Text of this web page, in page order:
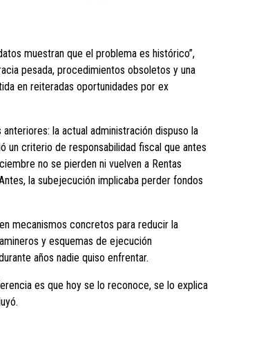
muestran que el problema es histórico”,
pesada, procedimientos obsoletos y una
en reiteradas oportunidades por ex
la actual administración dispuso la
un criterio de responsabilidad fiscal que antes
no se pierden ni vuelven a Rentas
la subejecución implicaba perder fondos
mecanismos concretos para reducir la
y esquemas de ejecución
años nadie quiso enfrentar.
es que hoy se lo reconoce, se lo explica